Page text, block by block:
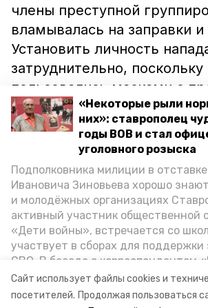
Сайт использует файлы cookies и
посетителей. Продолжая пользоваться
«Некоторые рыли
них»: ставрополец
годы ВОВ и стал
уголовного розыска
Подполковника милиции в
Ивановича Зиновьева хорошо
и молодёжных организациях
активный участник общественной
«Дети войны», встречается со
участвует в сборах для поддержки
СВО. В беседе с корреспондентом
спецпроекта «Дети Великой
ветеран рассказал о зверствах
члены преступной
вламывалась на заправки и
Установить личность
затруднительно, поскольку
пользовались масками с
глаз.
По данным
группировки ранее был
наркотиков.
Как сообщал новостной
Петровского района, ранее
полицейским удалось
грабителя из Степновского
который ранил ножом в